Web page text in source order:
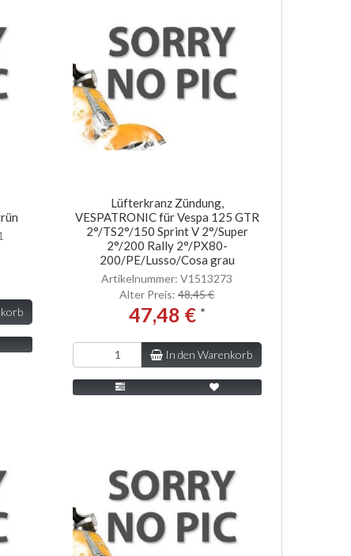
Lüfterkranz Zündung,
VESPATRONIC für Vespa 125 GTR
2°/TS2°/150 Sprint V 2°/Super
2°/200 Rally 2°/PX80-
200/PE/Lusso/Cosa grau
Artikelnummer: V1513273
Alter Preis:48,45 €
47,48 € *
In den Warenkorb